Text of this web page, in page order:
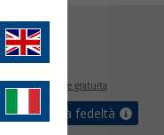
€
99€
spedizione gratuita
tua carta fedeltà